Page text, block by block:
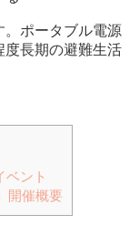
。ポータブル電源
度長期の避難生活
ベント
開催概要